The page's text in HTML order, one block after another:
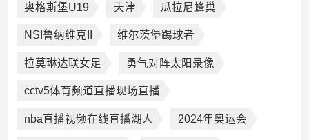
奥格斯堡U19 天津 瓜拉尼蜂巢
NSI鲁纳维克II 维尔茨堡踢球者
拉莫琳达联女足 勇气对阵太阳录像
cctv5体育频道直播现场直播
nba直播视频在线直播湖人 2024年奥运会